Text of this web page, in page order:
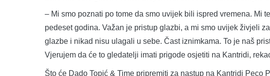
– Mi smo poznati po tome da smo uvijek bili ispred vremena. Mi
pedeset godina. Važan je pristup glazbi, a mi smo uvijek živjeli
glazbe i nikad nisu ulagali u sebe. Čast iznimkama. To je naš
Vjerujem da će to gledatelji imati prigode osjetiti na Kantridi,
Što će Dado Topić & Time pripremiti za nastup na Kantridi Peco